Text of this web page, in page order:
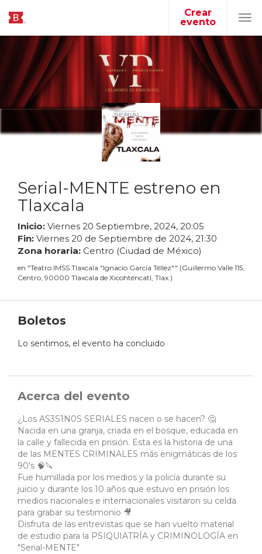
Crear
evento
Serial-MENTE estreno en
Tlaxcala
Inicio: Viernes 20 Septiembre, 2024, 20:05
Fin: Viernes 20 de Septiembre de 2024, 21:30
Zona horaria: Centro (Ciudad de México)
en "Teatro IMSS Tlaxcala "Ignacio García Téllez" " (Guillermo Valle 115,
Centro, 90000 Tlaxcala de Xicohténcatl, Tlax.)
Boletos
Lo sentimos, el evento ha concluido
Acerca del evento
¿Los AS3S1N0S SERIALES nacen o se hacen? 🤔
Nacida en una granja, criada en el bosque, educada en
la calle y fallecida en prisión. Esta es la historia de una
de las MENTES CRIMINALES más enigmáticas de los
90's 🧠🔪
Fue humillada por los medios y la policía durante su
juicio y durante los 10 años que estuvo en prisión los
medios nacionales e internacionales visitaron su celda
para grabar su testimonio 🎥
Disfruta de las entrevistas que se han vuelto material
de estudio para la PSIQUIATRÍA y CRIMINOLOGÍA en
"Serial-MENTE"